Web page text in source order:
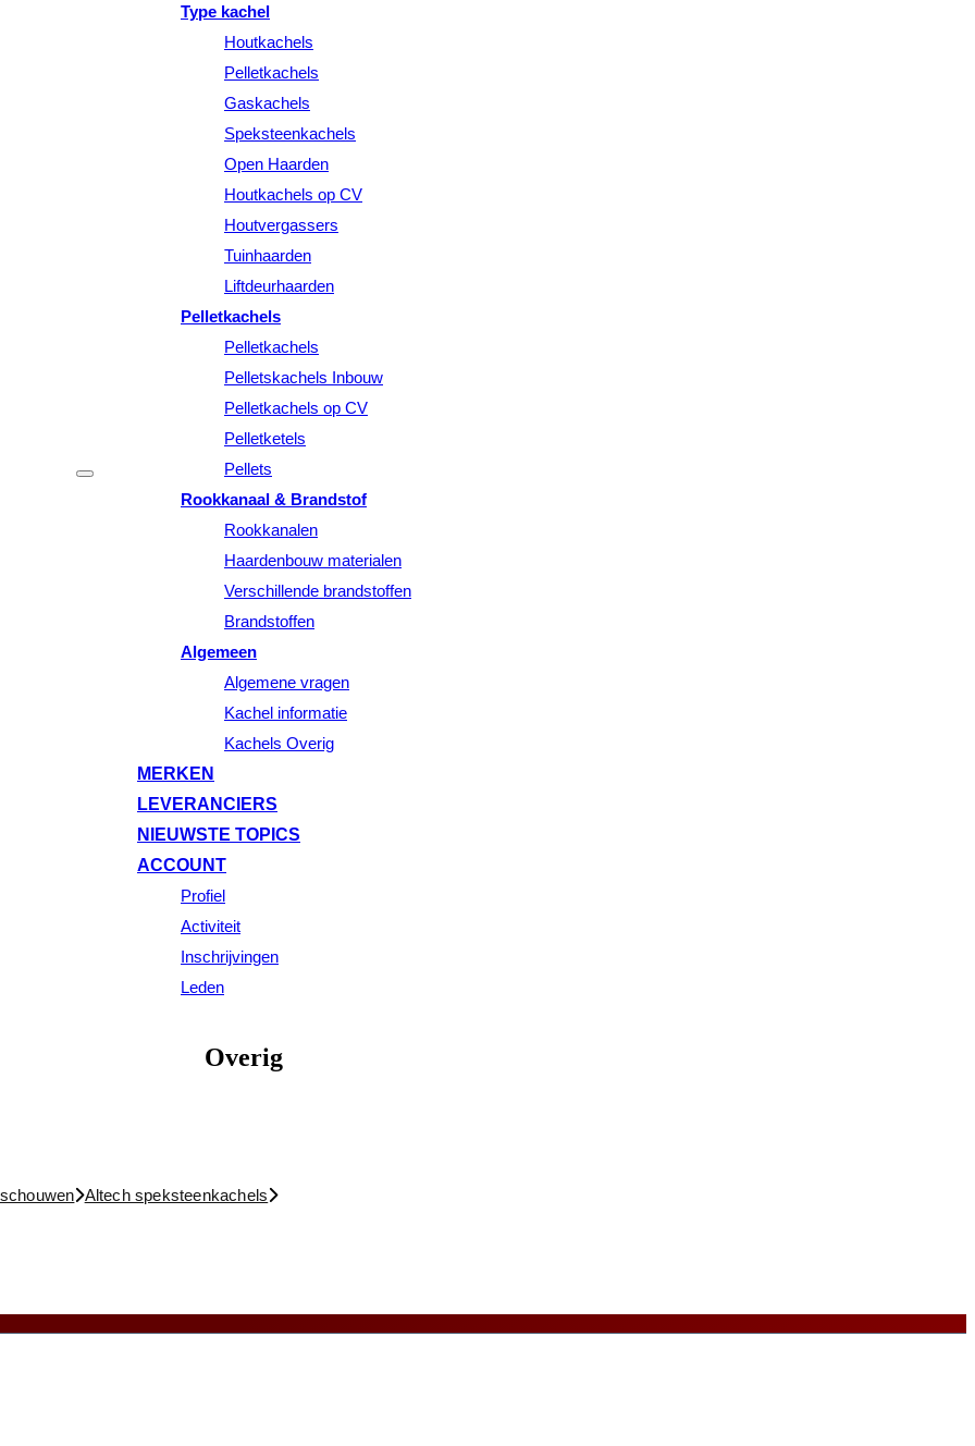
Type kachel
Houtkachels
Pelletkachels
Gaskachels
Speksteenkachels
Open Haarden
Houtkachels op CV
Houtvergassers
Tuinhaarden
Liftdeurhaarden
Pelletkachels
Pelletkachels
Pelletskachels Inbouw
Pelletkachels op CV
Pelletketels
Pellets
Rookkanaal & Brandstof
Rookkanalen
Haardenbouw materialen
Verschillende brandstoffen
Brandstoffen
Algemeen
Algemene vragen
Kachel informatie
Kachels Overig
MERKEN
LEVERANCIERS
NIEUWSTE TOPICS
ACCOUNT
Profiel
Activiteit
Inschrijvingen
Leden
Overig
Altech speksteenkachels